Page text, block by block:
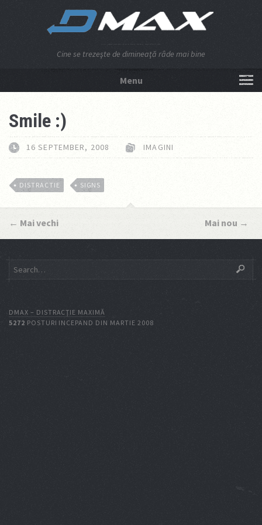
Cine se trezeşte de dimineaţă râde mai bine
Menu
Smile :)
16 SEPTEMBER, 2008 IMAGINI
DISTRACTIE SIGNS
← Mai vechi Mai nou →
DMAX – DISTRACŢIE MAXIMĂ
5272 POSTURI INCEPAND DIN MARTIE 2008